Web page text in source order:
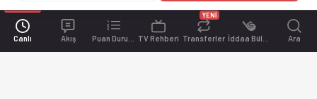
Canlı Akış TV Rehberi Transferler
YENİ
Ara